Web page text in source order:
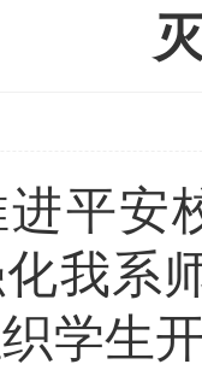
平安
我系
学生